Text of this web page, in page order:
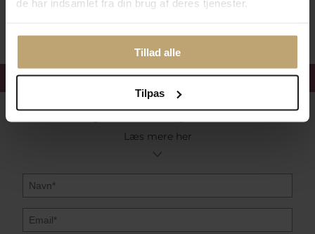
de har indsamlet fra din brug af deres tjenester.
Tillad alle
Tilpas
Sikker Og Tryg E-Handel
Få 15%velkomstrabat
Læs mere her